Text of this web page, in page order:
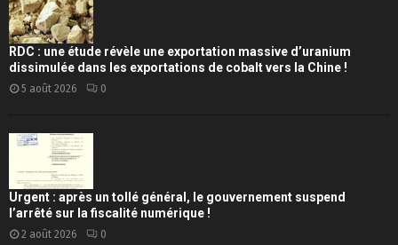
RDC : une étude révèle une exportation massive d’uranium
dissimulée dans les exportations de cobalt vers la Chine !
5 août 2026 0
Urgent : après un tollé général, le gouvernement suspend
l’arrêté sur la fiscalité numérique !
2 août 2026 0